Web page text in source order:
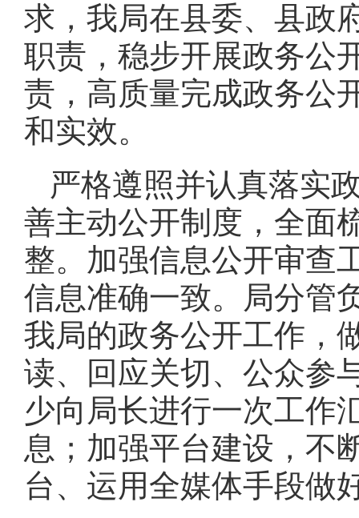
求，我局在县委、县政
职责，稳步开展政务公
责，高质量完成政务公
和实效。
严格遵照并认真落实
善主动公开制度，全面
整。加强信息公开审查
信息准确一致。局分管
我局的政务公开工作，
读、回应关切、公众参
少向局长进行一次工作
息；加强平台建设，不
台、运用全媒体手段做